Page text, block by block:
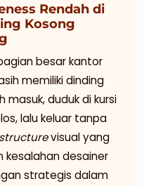
Rendah di
Kosong
besar kantor
memiliki dinding
masuk, duduk di kursi
lalu keluar tanpa
visual yang
kesalahan desainer
strategis dalam